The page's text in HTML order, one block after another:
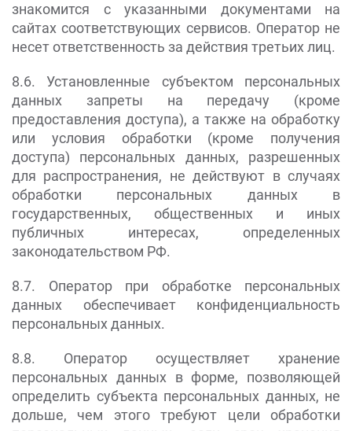
знакомится с указанными документами на
сайтах соответствующих сервисов. Оператор не
несет ответственность за действия третьих лиц.
8.6. Установленные субъектом персональных
данных запреты на передачу (кроме
предоставления доступа), а также на обработку
или условия обработки (кроме получения
доступа) персональных данных, разрешенных
для распространения, не действуют в случаях
обработки персональных данных в
государственных, общественных и иных
публичных интересах, определенных
законодательством РФ.
8.7. Оператор при обработке персональных
данных обеспечивает конфиденциальность
персональных данных.
8.8. Оператор осуществляет хранение
персональных данных в форме, позволяющей
определить субъекта персональных данных, не
дольше, чем этого требуют цели обработки